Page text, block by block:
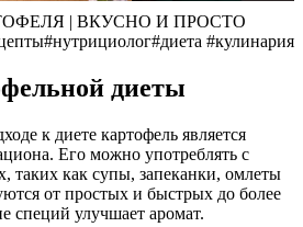
| ВКУСНО И ПРОСТО
#кулинария
диеты
к диете картофель является
Его можно употреблять с
таких как супы, запеканки, омлеты
от простых и быстрых до более
специй улучшает аромат.